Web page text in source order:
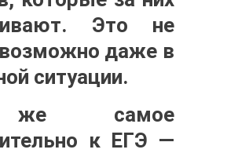
Это не
возможно даже в
ситуации.
самое
к ЕГЭ —